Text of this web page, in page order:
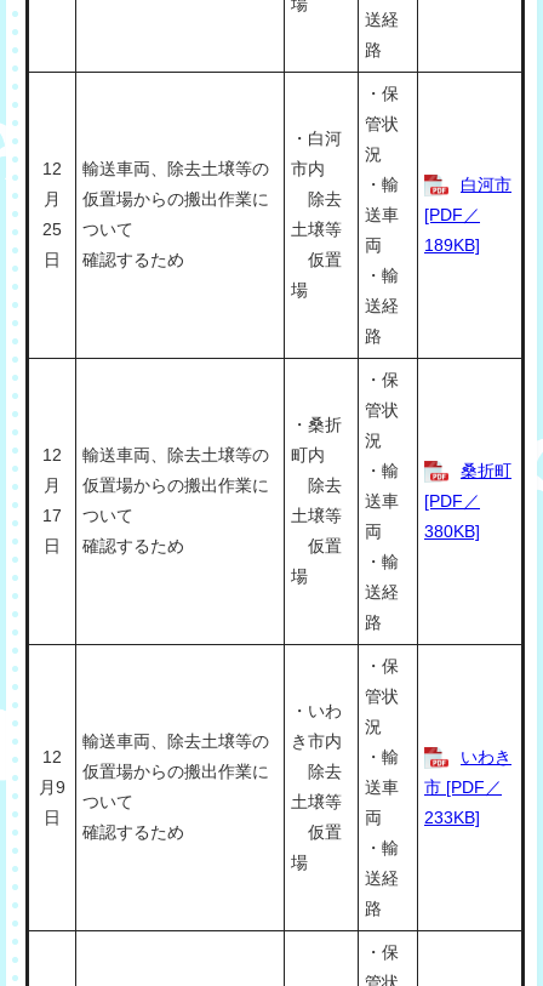
送経
路
12
月
25
日
輸送車両、除去土壌等の
仮置場からの搬出作業に
ついて
確認するため
・白河
市内
除去
土壌等
仮置
場
・保
管状
況
・輸
送車
両
・輸
送経
路
白河市
[PDF／
189KB]
12
月
17
日
輸送車両、除去土壌等の
仮置場からの搬出作業に
ついて
確認するため
・桑折
町内
除去
土壌等
仮置
場
・保
管状
況
・輸
送車
両
・輸
送経
路
桑折町
[PDF／
380KB]
12
月9
日
輸送車両、除去土壌等の
仮置場からの搬出作業に
ついて
確認するため
・いわ
き市内
除去
土壌等
仮置
場
・保
管状
況
・輸
送車
両
・輸
送経
路
いわき
市 [PDF／
233KB]
・保
管状